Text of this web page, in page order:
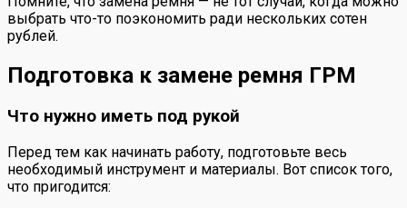
выбрать что-то поэкономить ради нескольких сотен
рублей.
Подготовка к замене ремня ГРМ
Что нужно иметь под рукой
Перед тем как начинать работу, подготовьте весь
необходимый инструмент и материалы. Вот список того,
что пригодится: